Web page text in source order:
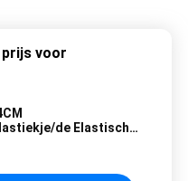
prijs voor
de Elastische